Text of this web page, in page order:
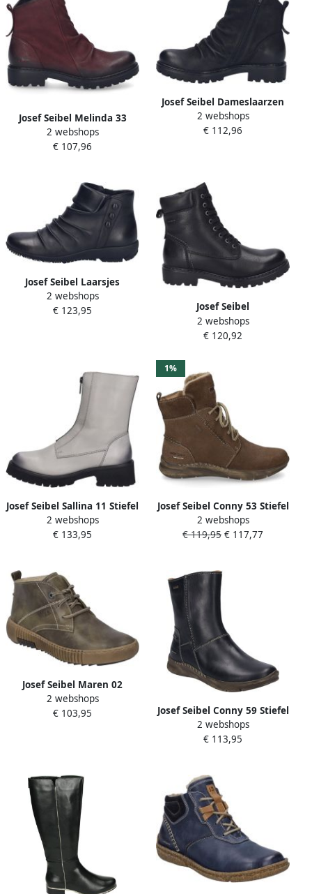
Josef Seibel Melinda 33
Stiefelette für Damen Rot
2 webshops
€ 107,96
Josef Seibel Dameslaarzen
voor verschillende
weersomstandigheden
2 webshops
€ 112,96
Josef Seibel Laarsjes
Charlotte 14 Boots laarzen
met ritssluiting en
2 webshops
€ 123,95
Josef Seibel
Hoge
veterschoenenDames
sneakersHalf-hoge
schoenen Zwart
2 webshops
€ 120,92
Josef Seibel Sallina 11 Stiefel
für Damen Grau
2 webshops
€ 133,95
1%
Josef Seibel Conny 53 Stiefel
für Damen Braun
2 webshops
€ 119,95 € 117,77
Josef Seibel Maren 02
Stiefelette für Damen Grün
2 webshops
€ 103,95
Josef Seibel Conny 59 Stiefel
für Damen Schwarz
2 webshops
€ 113,95